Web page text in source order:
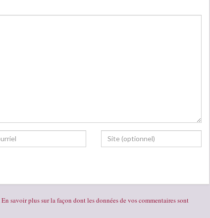
En savoir plus sur la façon dont les données de vos commentaires sont